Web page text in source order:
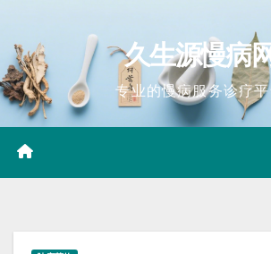
content
久生源慢病
专业的慢病服务诊疗平